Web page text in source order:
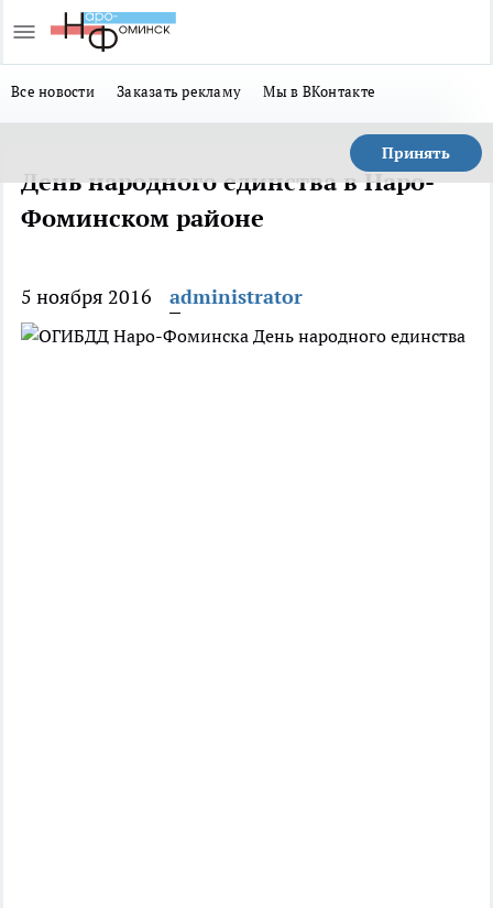
Все новости Заказать рекламу Мы в ВКонтакте
Принять
День народного единства в Наро-
Фоминском районе
5 ноября 2016 administrator